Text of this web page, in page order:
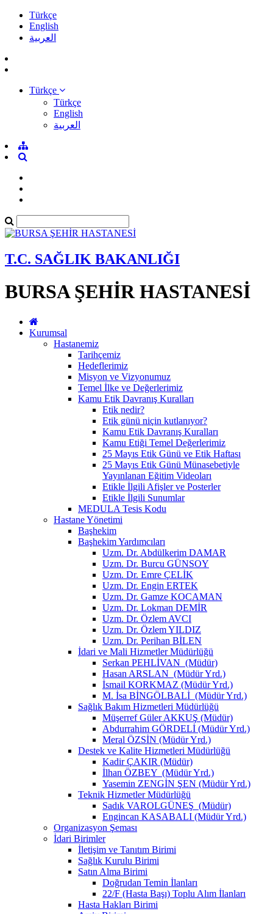
Türkçe
English
العربية
Türkçe
Türkçe
English
العربية
T.C. SAĞLIK BAKANLIĞI
BURSA ŞEHİR HASTANESİ
Kurumsal
Hastanemiz
Tarihçemiz
Hedeflerimiz
Misyon ve Vizyonumuz
Temel İlke ve Değerlerimiz
Kamu Etik Davranış Kuralları
Etik nedir?
Etik günü niçin kutlanıyor?
Kamu Etik Davranış Kuralları
Kamu Etiği Temel Değerlerimiz
25 Mayıs Etik Günü ve Etik Haftası
25 Mayıs Etik Günü Münasebetiyle
Yayınlanan Eğitim Videoları
Etikle İlgili Afişler ve Posterler
Etikle İlgili Sunumlar
MEDULA Tesis Kodu
Hastane Yönetimi
Başhekim
Başhekim Yardımcıları
Uzm. Dr. Abdülkerim DAMAR
Uzm. Dr. Burcu GÜNSOY
Uzm. Dr. Emre ÇELİK
Uzm. Dr. Engin ERTEK
Uzm. Dr. Gamze KOCAMAN
Uzm. Dr. Lokman DEMİR
Uzm. Dr. Özlem AVCI
Uzm. Dr. Özlem YILDIZ
Uzm. Dr. Perihan BİLEN
İdari ve Mali Hizmetler Müdürlüğü
Serkan PEHLİVAN (Müdür)
Hasan ARSLAN (Müdür Yrd.)
İsmail KORKMAZ (Müdür Yrd.)
M. İsa BİNGÖLBALİ (Müdür Yrd.)
Sağlık Bakım Hizmetleri Müdürlüğü
Müşerref Güler AKKUŞ (Müdür)
Abdurrahim GÖRDELİ (Müdür Yrd.)
Meral ÖZSİN (Müdür Yrd.)
Destek ve Kalite Hizmetleri Müdürlüğü
Kadir ÇAKIR (Müdür)
İlhan ÖZBEY (Müdür Yrd.)
Yasemin ZENGİN ŞEN (Müdür Yrd.)
Teknik Hizmetler Müdürlüğü
Sadık VAROLGÜNEŞ (Müdür)
Engincan KASABALI (Müdür Yrd.)
Organizasyon Şeması
İdari Birimler
İletişim ve Tanıtım Birimi
Sağlık Kurulu Birimi
Satın Alma Birimi
Doğrudan Temin İlanları
22/F (Hasta Başı) Toplu Alım İlanları
Hasta Hakları Birimi